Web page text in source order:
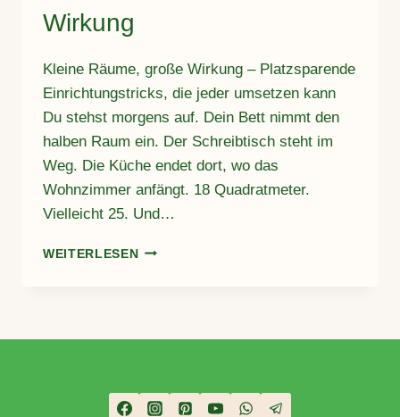
Wirkung
Kleine Räume, große Wirkung – Platzsparende
Einrichtungstricks, die jeder umsetzen kann
Du stehst morgens auf. Dein Bett nimmt den
halben Raum ein. Der Schreibtisch steht im
Weg. Die Küche endet dort, wo das
Wohnzimmer anfängt. 18 Quadratmeter.
Vielleicht 25. Und…
WEITERLESENKLEINE